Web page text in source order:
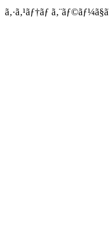
ã‚·ã‚¹ãƒ†ãƒ